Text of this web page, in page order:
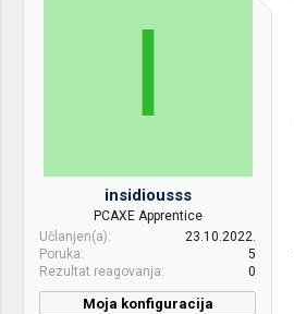
I
insidiousss
PCAXE Apprentice
Učlanjen(a)
23.10.2022.
Poruka
5
Rezultat reagovanja
0
Moja konfiguracija